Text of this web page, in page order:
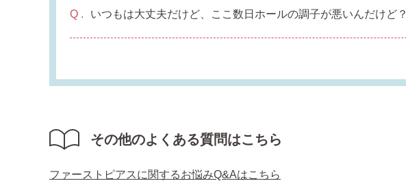
いつもは大丈夫だけど、ここ数日ホールの調子が悪いんだけど？
その他のよくある質問はこちら
ファーストピアスに関するお悩みQ&Aはこちら